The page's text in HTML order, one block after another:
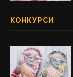
КОНКУРСИ